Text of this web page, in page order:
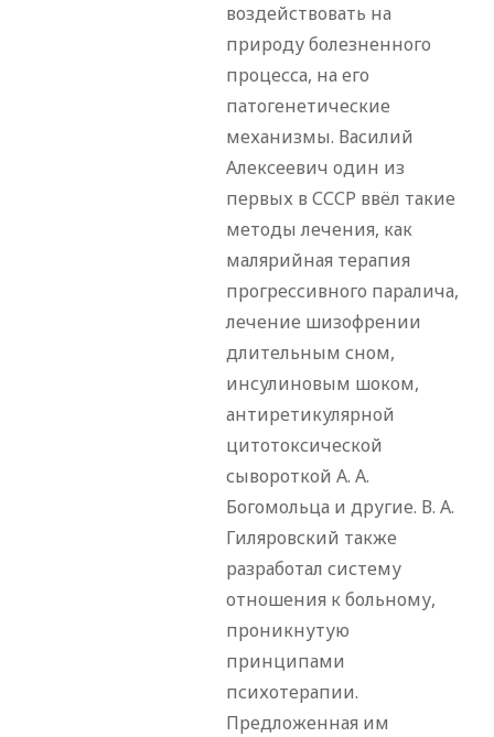
воздействовать на
природу болезненного
процесса, на его
патогенетические
механизмы. Василий
Алексеевич один из
первых в СССР ввёл такие
методы лечения, как
малярийная терапия
прогрессивного паралича,
лечение шизофрении
длительным сном,
инсулиновым шоком,
антиретикулярной
цитотоксической
сывороткой А. А.
Богомольца и другие. В. А.
Гиляровский также
разработал систему
отношения к больному,
проникнутую
принципами
психотерапии.
Предложенная им